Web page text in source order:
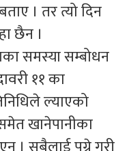
। तर त्यो दिन
छैन ।
समस्या सम्बोधन
११ का
ल्याएको
खानेपानीका